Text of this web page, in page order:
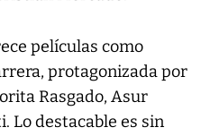
películas como
protagonizada por
Rasgado, Asur
Lo destacable es sin